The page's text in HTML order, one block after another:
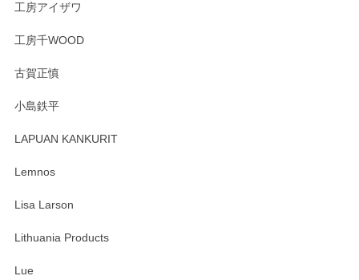
工房アイザワ
工房千WOOD
古賀正慎
小島鉄平
LAPUAN KANKURIT
Lemnos
Lisa Larson
Lithuania Products
Lue